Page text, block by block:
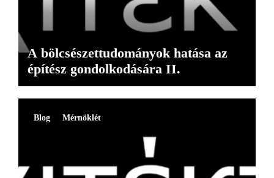
A bölcsészettudományok hatása az
építész gondolkodására II.
Blog Mérnöklét